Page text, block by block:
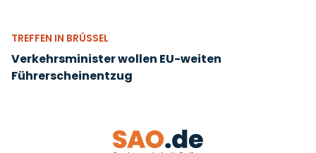
TREFFEN IN BRÜSSEL
Verkehrsminister wollen EU-weiten
Führerscheinentzug